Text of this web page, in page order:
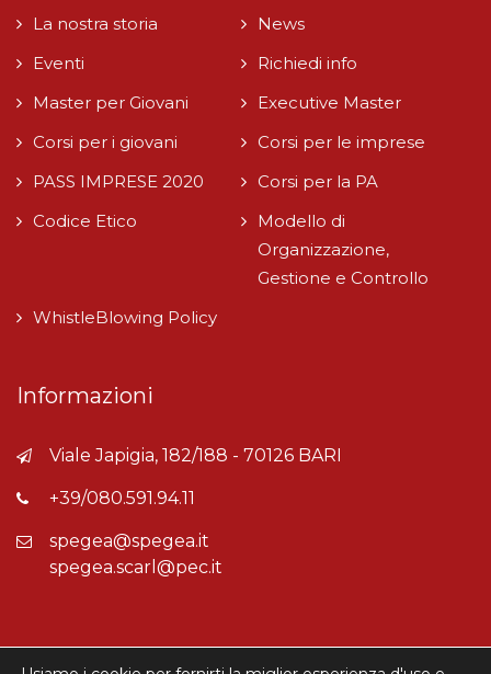
La nostra storia
News
Eventi
Richiedi info
Master per Giovani
Executive Master
Corsi per i giovani
Corsi per le imprese
PASS IMPRESE 2020
Corsi per la PA
Codice Etico
Modello di
Organizzazione,
Gestione e Controllo
WhistleBlowing Policy
Informazioni
Viale Japigia, 182/188 - 70126 BARI
+39/080.591.94.11
spegea@spegea.it
spegea.scarl@pec.it